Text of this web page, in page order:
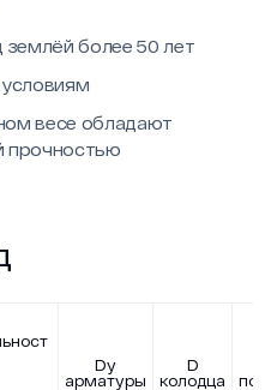
землёй более 50 лет
весе обладают
прочностью
Dу
арматуры
D
колодца